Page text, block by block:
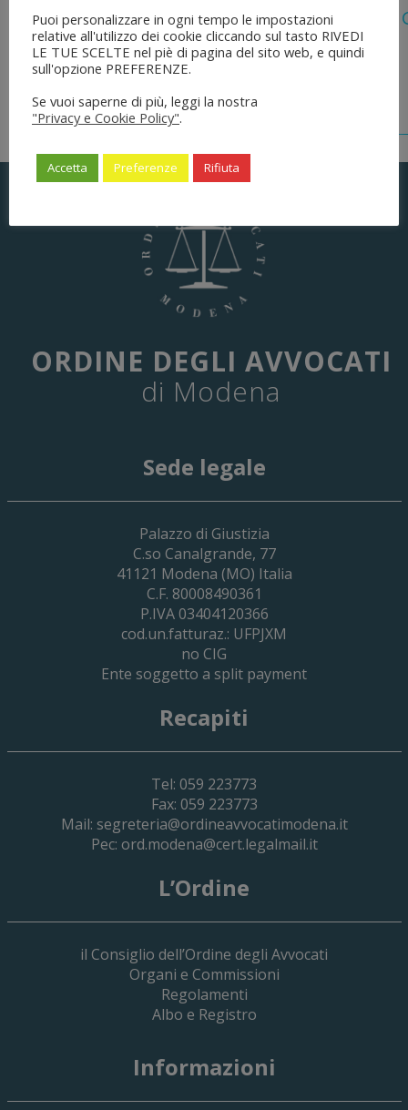
Legge 28 Luglio 2026 N. 137 “delega
Dell’ordinamento Forense”
29 Giugno 2026
Cassa Forense – Elezioni Dei Delegati
2030
19 Giugno 2026
ORDINE DEGLI AVVOCATI
di Modena
Sede legale
Palazzo di Giustizia
C.so Canalgrande, 77
41121 Modena (MO) Italia
C.F. 80008490361
P.IVA 03404120366
cod.un.fatturaz.: UFPJXM
no CIG
Ente soggetto a split payment
Recapiti
Tel: 059 223773
Fax: 059 223773
Mail: segreteria@ordineavvocatimodena.it
Pec: ord.modena@cert.legalmail.it
L’Ordine
il Consiglio dell’Ordine degli Avvocati
Organi e Commissioni
Regolamenti
Albo e Registro
Informazioni
Puoi personalizzare in ogni tempo le impostazioni
relative all'utilizzo dei cookie cliccando sul tasto RIVEDI
LE TUE SCELTE nel piè di pagina del sito web, e quindi
sull'opzione PREFERENZE.
Se vuoi saperne di più, leggi la nostra
"Privacy e Cookie Policy".
Accetta Preferenze Rifiuta